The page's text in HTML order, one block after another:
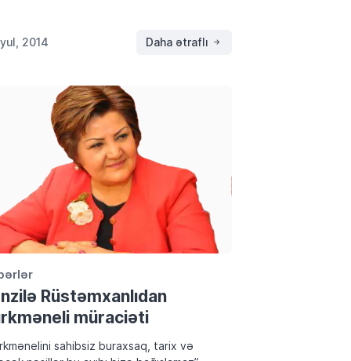
Türkiye`ye geliş tarihi değil… Resmi
2014 Daha ətraflı
Rüstəmxanlıdan
müraciəti
sahibsiz buraxsaq, tarix və